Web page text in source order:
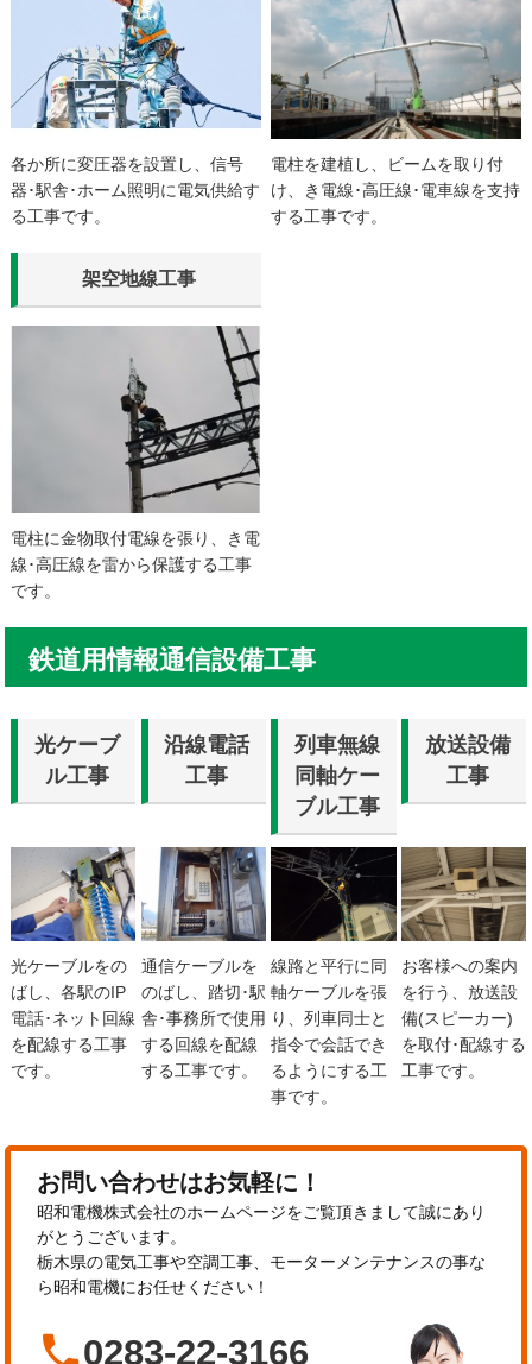
各か所に変圧器を設置し、信号
器･駅舎･ホーム照明に電気供給す
る工事です。
電柱を建植し、ビームを取り付
け、き電線･高圧線･電車線を支持
する工事です。
架空地線工事
電柱に金物取付電線を張り、き電
線･高圧線を雷から保護する工事
です。
鉄道用情報通信設備工事
光ケーブ
ル工事
光ケーブルをの
ばし、各駅のIP
電話･ネット回線
を配線する工事
です。
沿線電話
工事
通信ケーブルを
のばし、踏切･駅
舎･事務所で使用
する回線を配線
する工事です。
列車無線
同軸ケー
ブル工事
線路と平行に同
軸ケーブルを張
り、列車同士と
指令で会話でき
るようにする工
事です。
放送設備
工事
お客様への案内
を行う、放送設
備(スピーカー)
を取付･配線する
工事です。
お問い合わせはお気軽に！
昭和電機株式会社のホームページをご覧頂きまして誠にあり
がとうございます。
栃木県の電気工事や空調工事、モーターメンテナンスの事な
ら昭和電機にお任せください！
0283-22-3166